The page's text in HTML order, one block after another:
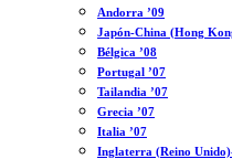
Andorra ’09
Japón-China (Hong
Bélgica ’08
Portugal ’07
Tailandia ’07
Grecia ’07
Italia ’07
Inglaterra (Reino